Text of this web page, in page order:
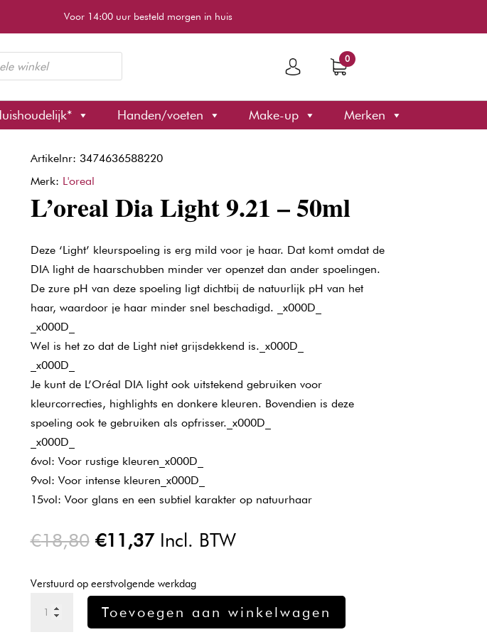
Voor 14:00 uur besteld morgen in huis
0
Handen/voeten Make-up Merken
Artikelnr: 3474636588220
Merk: L'oreal
L’oreal Dia Light 9.21 – 50ml
Deze ‘Light’ kleurspoeling is erg mild voor je haar. Dat komt omdat de
DIA light de haarschubben minder ver openzet dan ander spoelingen.
De zure pH van deze spoeling ligt dichtbij de natuurlijk pH van het
haar, waardoor je haar minder snel beschadigd. _x000D_
_x000D_
Wel is het zo dat de Light niet grijsdekkend is._x000D_
_x000D_
Je kunt de L’Oréal DIA light ook uitstekend gebruiken voor
kleurcorrecties, highlights en donkere kleuren. Bovendien is deze
spoeling ook te gebruiken als opfrisser._x000D_
_x000D_
6vol: Voor rustige kleuren_x000D_
9vol: Voor intense kleuren_x000D_
15vol: Voor glans en een subtiel karakter op natuurhaar
€18,80 Oorspronkelijke
was:
€18,80.
€11,37Huidige
is:
€11,37.
Incl. BTW
Verstuurd op eerstvolgende werkdag
Toevoegen aan winkelwagen